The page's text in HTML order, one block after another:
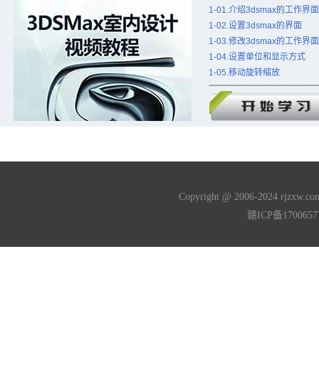
1-01.介绍3dsmax的工作界面
1-02.设置3dsmax的界面
1-03.修改3dsmax的工作界面
1-04.设置单位和显示方式
1-05.移动旋转缩放
Copyright @ 2006-2024
赣ICP备